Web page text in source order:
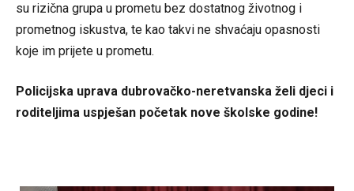
su rizična grupa u prometu bez dostatnog životnog i
prometnog iskustva, te kao takvi ne shvaćaju opasnosti
koje im prijete u prometu.
Policijska uprava dubrovačko-neretvanska želi djeci i
roditeljima uspješan početak nove školske godine!